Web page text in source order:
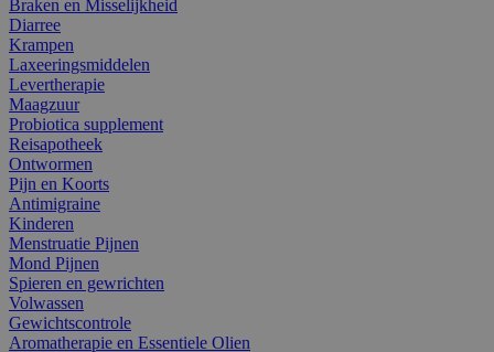
Braken en Misselijkheid
Diarree
Krampen
Laxeeringsmiddelen
Levertherapie
Maagzuur
Probiotica supplement
Reisapotheek
Ontwormen
Pijn en Koorts
Antimigraine
Kinderen
Menstruatie Pijnen
Mond Pijnen
Spieren en gewrichten
Volwassen
Gewichtscontrole
Aromatherapie en Essentiele Olien